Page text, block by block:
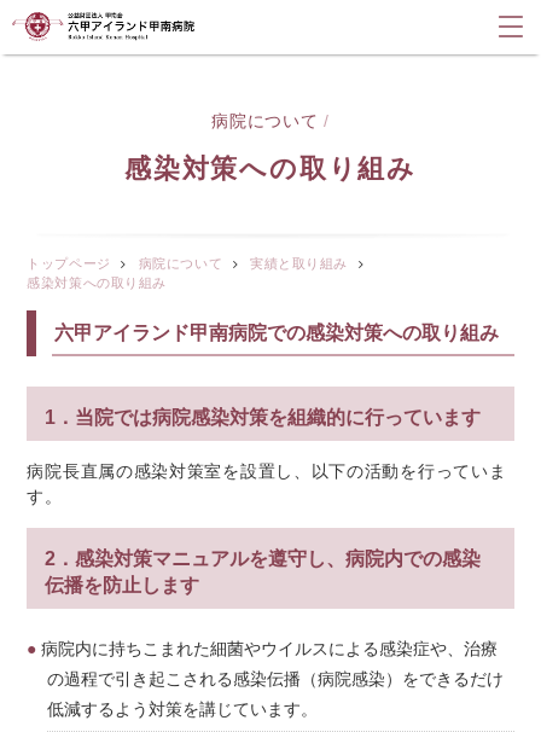
病院について /
感染対策への取り組み
トップページ 病院について
実績と取り組み
感染対策への取り組み
六甲アイランド甲南病院での感染対策への取り組み
1．当院では病院感染対策を組織的に行っています
病院長直属の感染対策室を設置し、以下の活動を行っていま
す。
2．感染対策マニュアルを遵守し、病院内での感染
伝播を防止します
病院内に持ちこまれた細菌やウイルスによる感染症や、治療
の過程で引き起こされる感染伝播（病院感染）をできるだけ
低減するよう対策を講じています。